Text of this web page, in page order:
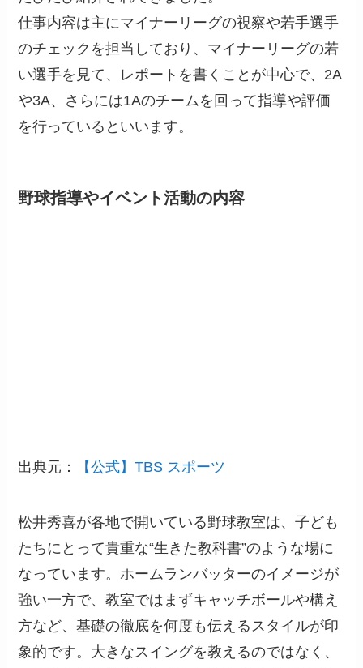
仕事内容は主にマイナーリーグの視察や若手選手
のチェックを担当しており、マイナーリーグの若
い選手を見て、レポートを書くことが中心で、2A
や3A、さらには1Aのチームを回って指導や評価
を行っているといいます。
野球指導やイベント活動の内容
出典元： 【公式】TBS スポーツ
松井秀喜が各地で開いている野球教室は、子ども
たちにとって貴重な“生きた教科書”のような場に
なっています。ホームランバッターのイメージが
強い一方で、教室ではまずキャッチボールや構え
方など、基礎の徹底を何度も伝えるスタイルが印
象的です。大きなスイングを教えるのではなく、